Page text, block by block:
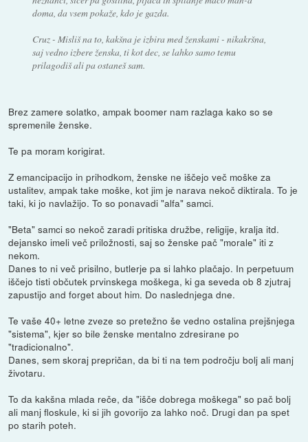
doma, da vsem pokaže, kdo je gazda.
Cruz - Misliš na to, kakšna je izbira med ženskami - nikakršna,
saj vedno izbere ženska, ti kot dec, se lahko samo temu
prilagodiš ali pa ostaneš sam.
Brez zamere solatko, ampak boomer nam razlaga kako so se
spremenile ženske.
Te pa moram korigirat.
Z emancipacijo in prihodkom, ženske ne iščejo več moške za
ustalitev, ampak take moške, kot jim je narava nekoč diktirala. To je
taki, ki jo navlažijo. To so ponavadi "alfa" samci.
"Beta" samci so nekoč zaradi pritiska družbe, religije, kralja itd.
dejansko imeli več priložnosti, saj so ženske pač "morale" iti z
nekom.
Danes to ni več prisilno, butlerje pa si lahko plačajo. In perpetuum
iščejo tisti občutek prvinskega moškega, ki ga seveda ob 8 zjutraj
zapustijo and forget about him. Do naslednjega dne.
Te vaše 40+ letne zveze so pretežno še vedno ostalina prejšnjega
"sistema", kjer so bile ženske mentalno zdresirane po
"tradicionalno".
Danes, sem skoraj prepričan, da bi ti na tem področju bolj ali manj
životaru.
To da kakšna mlada reče, da "išče dobrega moškega" so pač bolj
ali manj floskule, ki si jih govorijo za lahko noč. Drugi dan pa spet
po starih poteh.